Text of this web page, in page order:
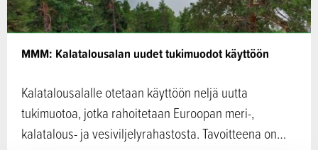
MMM: Kalatalousalan uudet tukimuodot käyttöön
Kalatalousalalle otetaan käyttöön neljä uutta
tukimuotoa, jotka rahoitetaan Euroopan meri-,
kalatalous- ja vesiviljelyrahastosta. Tavoitteena on…